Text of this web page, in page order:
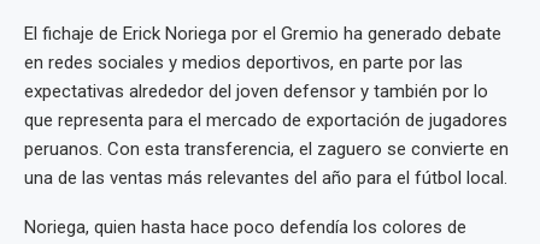
El fichaje de Erick Noriega por el Gremio ha generado debate
en redes sociales y medios deportivos, en parte por las
expectativas alrededor del joven defensor y también por lo
que representa para el mercado de exportación de jugadores
peruanos. Con esta transferencia, el zaguero se convierte en
una de las ventas más relevantes del año para el fútbol local.
Noriega, quien hasta hace poco defendía los colores de